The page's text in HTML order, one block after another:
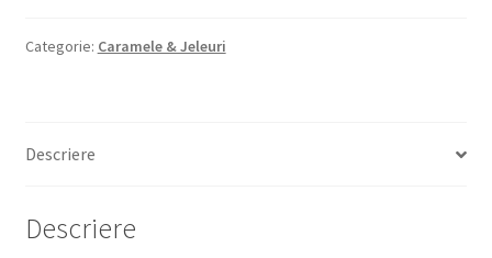
JELEURI
MURE
Categorie: Caramele & Jeleuri
Descriere
Descriere